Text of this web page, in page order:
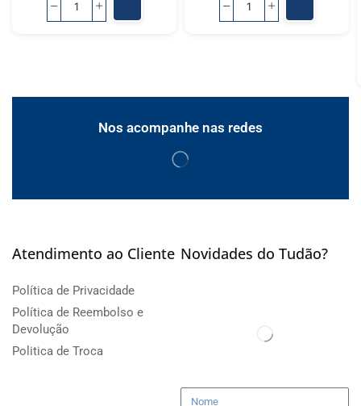
Nos acompanhe nas redes
Atendimento ao Cliente
Política de Privacidade
Política de Reembolso e
Devolução
Politica de Troca
Novidades do Tudão?